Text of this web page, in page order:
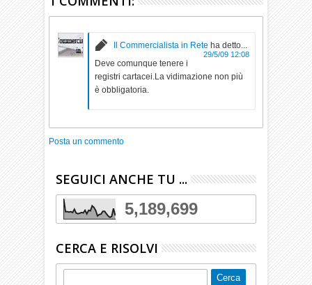
Il Commercialista in Rete ha detto...
29/5/09 12:08
Deve comunque tenere i
registri cartacei.La vidimazione non più
è obbligatoria.
Posta un commento
SEGUICI ANCHE TU ...
5,189,699
CERCA E RISOLVI